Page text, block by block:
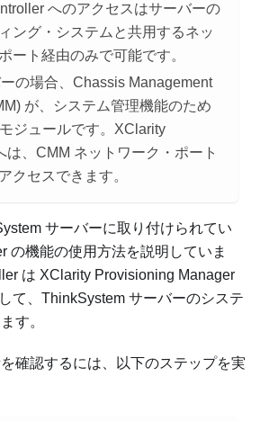
へのアクセスはサーバーの
ング・システムと共用するネッ
ート経由のみで可能です。
の場合、Chassis Management
が、システム管理機能のため
ジュールです。XClarity
は、CMM ネットワーク・ポート
クセスできます。
サーバーに取り付けられてい
の機能の使用方法を説明していま
は XClarity Provisioning Manager
て、ThinkSystem サーバーのシステ
す。
確認するには、以下のステップを実